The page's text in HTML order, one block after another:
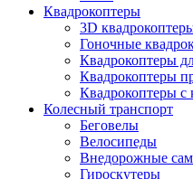
Квадрокоптеры
3D
Гоночные
Квадрокоптеры
Квадрокоптеры
Квадрокоптеры с
Колесный транспорт
Беговелы
Велосипеды
Внедорожные
Гироскутеры